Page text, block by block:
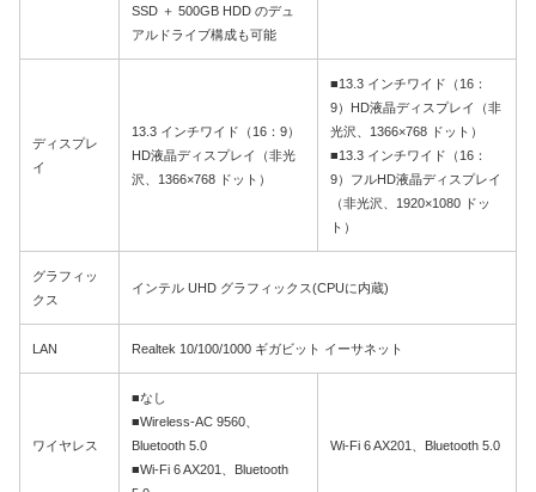
SSD ＋ 500GB HDD のデュ
アルドライブ構成も可能
ディスプレ
イ
13.3 インチワイド（16：9）
HD液晶ディスプレイ（非光
沢、1366×768 ドット）
■13.3 インチワイド（16：
9）HD液晶ディスプレイ（非
光沢、1366×768 ドット）
■13.3 インチワイド（16：
9）フルHD液晶ディスプレイ
（非光沢、1920×1080 ドッ
ト）
グラフィッ
クス
インテル UHD グラフィックス(CPUに内蔵)
LAN Realtek 10/100/1000 ギガビット イーサネット
ワイヤレス
■なし
■Wireless-AC 9560、
Bluetooth 5.0
■Wi-Fi 6 AX201、Bluetooth
Wi-Fi 6 AX201、Bluetooth 5.0